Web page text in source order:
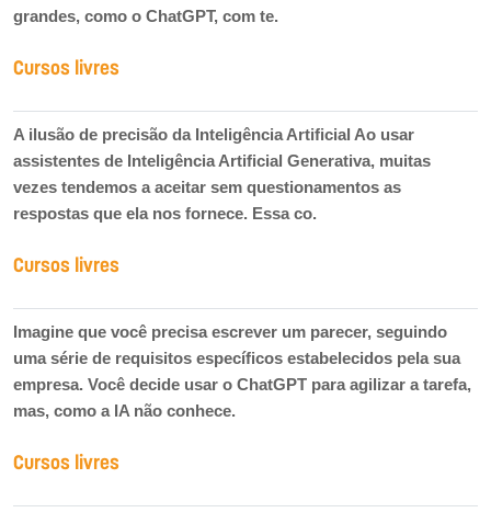
grandes, como o ChatGPT, com te.
Cursos livres
A ilusão de precisão da Inteligência Artificial Ao usar
assistentes de Inteligência Artificial Generativa, muitas
vezes tendemos a aceitar sem questionamentos as
respostas que ela nos fornece. Essa co.
Cursos livres
Imagine que você precisa escrever um parecer, seguindo
uma série de requisitos específicos estabelecidos pela sua
empresa. Você decide usar o ChatGPT para agilizar a tarefa,
mas, como a IA não conhece.
Cursos livres